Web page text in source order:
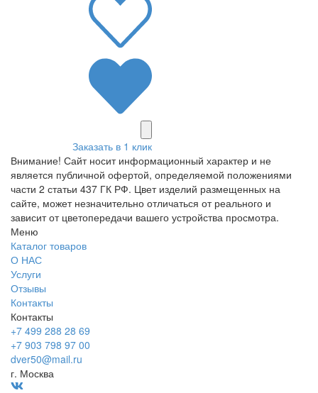
Заказать в 1 клик
Внимание! Сайт носит информационный характер и не
является публичной офертой, определяемой положениями
части 2 статьи 437 ГК РФ. Цвет изделий размещенных на
сайте, может незначительно отличаться от реального и
зависит от цветопередачи вашего устройства просмотра.
Меню
Каталог товаров
О НАС
Услуги
Отзывы
Контакты
Контакты
+7 499 288 28 69
+7 903 798 97 00
dver50@mail.ru
г. Москва